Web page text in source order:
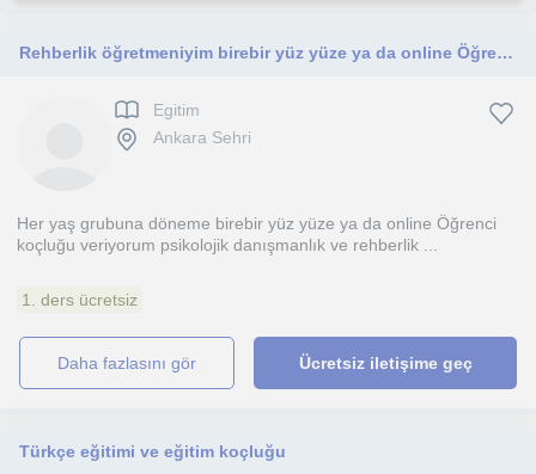
Rehberlik öğretmeniyim birebir yüz yüze ya da online Öğrenci koçluğu veriyorum
Egitim
Ankara Sehri
Her yaş grubuna döneme birebir yüz yüze ya da online Öğrenci
koçluğu veriyorum psikolojik danışmanlık ve rehberlik ...
1. ders ücretsiz
daha fazlasını gör Ücretsiz iletişime geç
Türkçe eğitimi ve eğitim koçluğu